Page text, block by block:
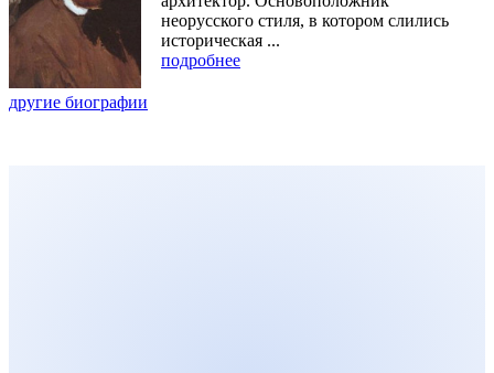
неорусского стиля, в котором слились
историческая ...
подробнее
другие биографии